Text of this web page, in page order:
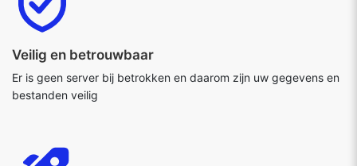
Veilig en betrouwbaar
Er is geen server bij betrokken en daarom zijn uw gegevens en
bestanden veilig